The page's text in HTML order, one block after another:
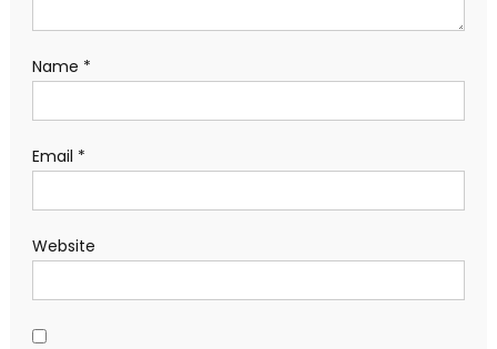
Name *
Email *
Website